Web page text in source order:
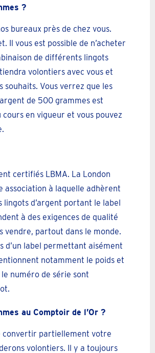
?
bureaux près de chez vous.
Il vous est possible de n’acheter
de différents lingots
volontiers avec vous et
souhaits. Vous verrez que les
de 500 grammes est
en vigueur et vous pouvez
certifiés LBMA. La London
association à laquelle adhèrent
lingots d’argent portant le label
à des exigences de qualité
vendre, partout dans le monde.
d’un label permettant aisément
notamment le poids et
numéro de série sont
au Comptoir de l’Or ?
convertir partiellement votre
volontiers. Il y a toujours